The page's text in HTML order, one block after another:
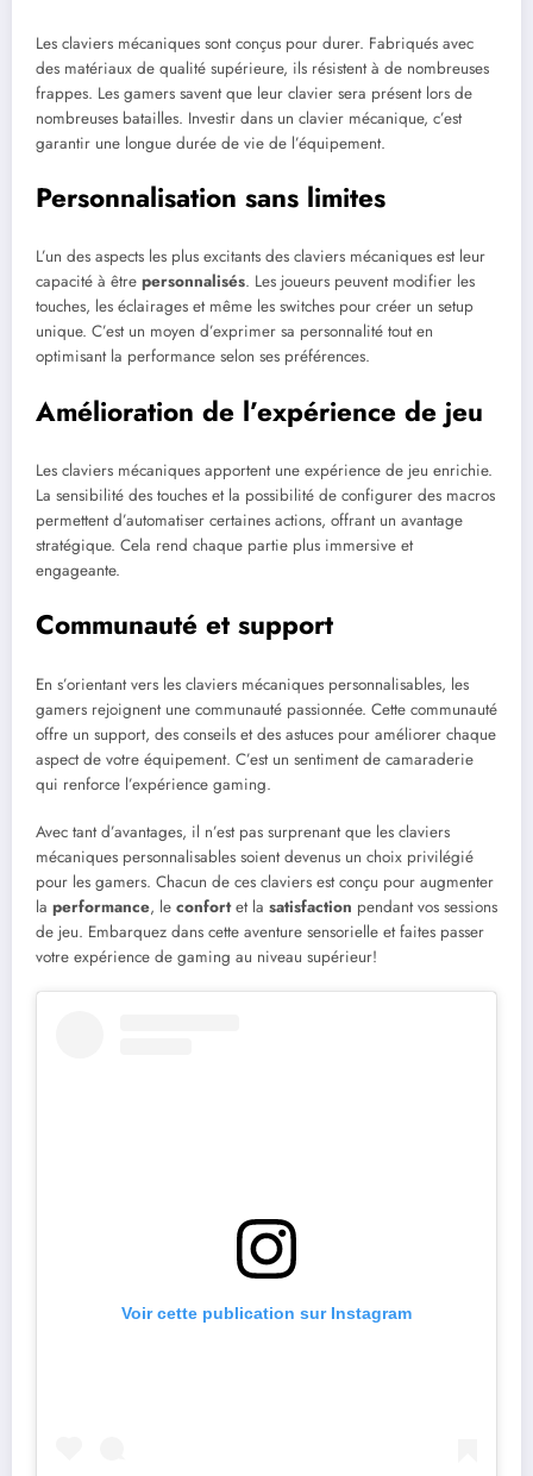
Les claviers mécaniques sont conçus pour durer. Fabriqués avec
des matériaux de qualité supérieure, ils résistent à de nombreuses
frappes. Les gamers savent que leur clavier sera présent lors de
nombreuses batailles. Investir dans un clavier mécanique, c’est
garantir une longue durée de vie de l’équipement.
Personnalisation sans limites
L’un des aspects les plus excitants des claviers mécaniques est leur
capacité à être personnalisés. Les joueurs peuvent modifier les
touches, les éclairages et même les switches pour créer un setup
unique. C’est un moyen d’exprimer sa personnalité tout en
optimisant la performance selon ses préférences.
Amélioration de l’expérience de jeu
Les claviers mécaniques apportent une expérience de jeu enrichie.
La sensibilité des touches et la possibilité de configurer des macros
permettent d’automatiser certaines actions, offrant un avantage
stratégique. Cela rend chaque partie plus immersive et
engageante.
Communauté et support
En s’orientant vers les claviers mécaniques personnalisables, les
gamers rejoignent une communauté passionnée. Cette communauté
offre un support, des conseils et des astuces pour améliorer chaque
aspect de votre équipement. C’est un sentiment de camaraderie
qui renforce l’expérience gaming.
Avec tant d’avantages, il n’est pas surprenant que les claviers
mécaniques personnalisables soient devenus un choix privilégié
pour les gamers. Chacun de ces claviers est conçu pour augmenter
la performance, le confortet la satisfaction pendant vos sessions
de jeu. Embarquez dans cette aventure sensorielle et faites passer
votre expérience de gaming au niveau supérieur!
Voir cette publication sur Instagram